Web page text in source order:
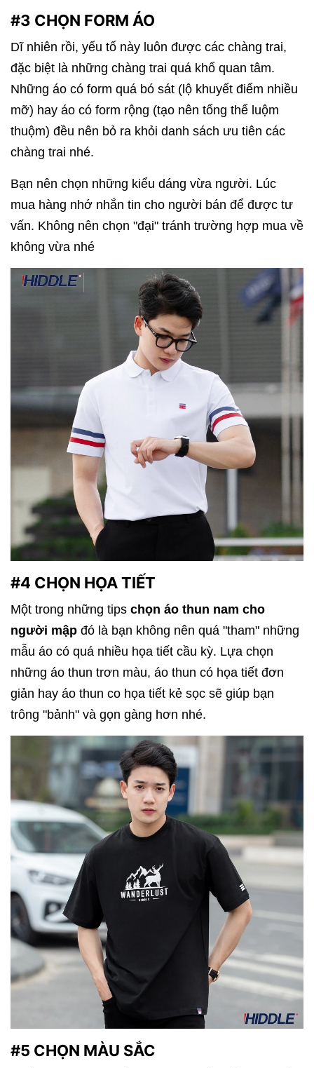
#3 CHỌN FORM ÁO
Dĩ nhiên rồi, yếu tố này luôn được các chàng trai,
đặc biệt là những chàng trai quá khổ quan tâm.
Những áo có form quá bó sát (lộ khuyết điểm nhiều
mỡ) hay áo có form rộng (tạo nên tổng thể luộm
thuộm) đều nên bỏ ra khỏi danh sách ưu tiên các
chàng trai nhé.
Bạn nên chọn những kiểu dáng vừa người. Lúc
mua hàng nhớ nhắn tin cho người bán để được tư
vấn. Không nên chọn "đại" tránh trường hợp mua về
không vừa nhé
#4 CHỌN HỌA TIẾT
Một trong những tips chọn áo thun nam cho
người mập đó là bạn không nên quá "tham" những
mẫu áo có quá nhiều họa tiết cầu kỳ. Lựa chọn
những áo thun trơn màu, áo thun có họa tiết đơn
giản hay áo thun co họa tiết kẻ sọc sẽ giúp bạn
trông "bảnh" và gọn gàng hơn nhé.
#5 CHỌN MÀU SẮC